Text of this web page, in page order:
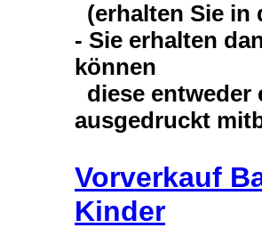
(erhalten Sie in
- Sie erhalten
können
diese entweder
ausgedruckt
Vorverkauf
Kinder